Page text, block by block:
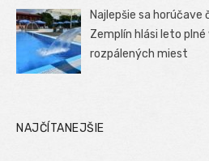
Najlepšie sa horúčave
Zemplín hlási leto plné
rozpálených miest
NAJČÍTANEJŠIE